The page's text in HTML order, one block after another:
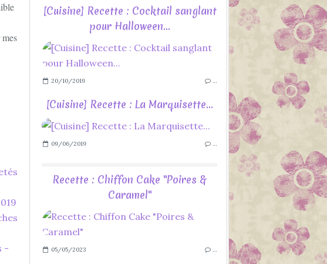
[Cuisine] Recette : Cocktail sanglant
pour Halloween...
20/10/2019 …
[Cuisine] Recette : La Marquisette...
09/06/2019 …
Recette : Chiffon Cake "Poires &
Caramel"
05/05/2023 …